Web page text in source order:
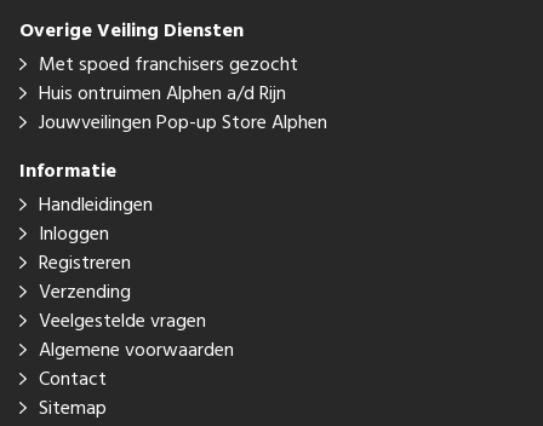
Overige Veiling Diensten
Met spoed franchisers gezocht
Huis ontruimen Alphen a/d Rijn
Jouwveilingen Pop-up Store Alphen
Informatie
Handleidingen
Inloggen
Registreren
Verzending
Veelgestelde vragen
Algemene voorwaarden
Contact
Sitemap